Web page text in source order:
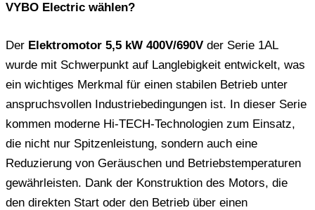
VYBO Electric wählen?
Der Elektromotor 5,5 kW 400V/690V der Serie 1AL
wurde mit Schwerpunkt auf Langlebigkeit entwickelt, was
ein wichtiges Merkmal für einen stabilen Betrieb unter
anspruchsvollen Industriebedingungen ist. In dieser Serie
kommen moderne Hi-TECH-Technologien zum Einsatz,
die nicht nur Spitzenleistung, sondern auch eine
Reduzierung von Geräuschen und Betriebstemperaturen
gewährleisten. Dank der Konstruktion des Motors, die
den direkten Start oder den Betrieb über einen